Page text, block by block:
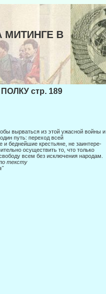
МИТИНГЕ В
стр. 189
вырваться из этой ужасной войны и
путь: переход всей
и беднейшие крестьяне, не заинтере­
осуществить то, что только
всем без исключения народам.